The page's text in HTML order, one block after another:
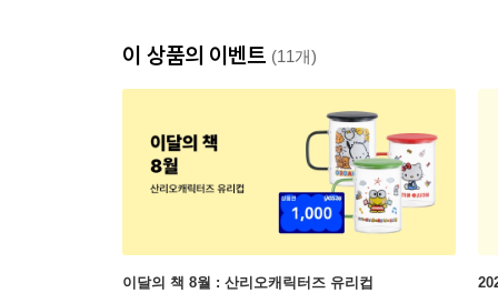
이 상품의 이벤트 (11개)
이달의 책 8월 : 산리오캐릭터즈 유리컵